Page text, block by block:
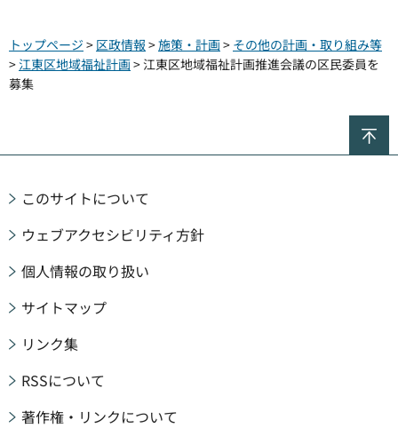
トップページ > 区政情報 >施策・計画> その他の計画・取り組み等
>江東区地域福祉計画> 江東区地域福祉計画推進会議の区民委員を
募集
このサイトについて
ウェブアクセシビリティ方針
個人情報の取り扱い
サイトマップ
リンク集
RSSについて
著作権・リンクについて